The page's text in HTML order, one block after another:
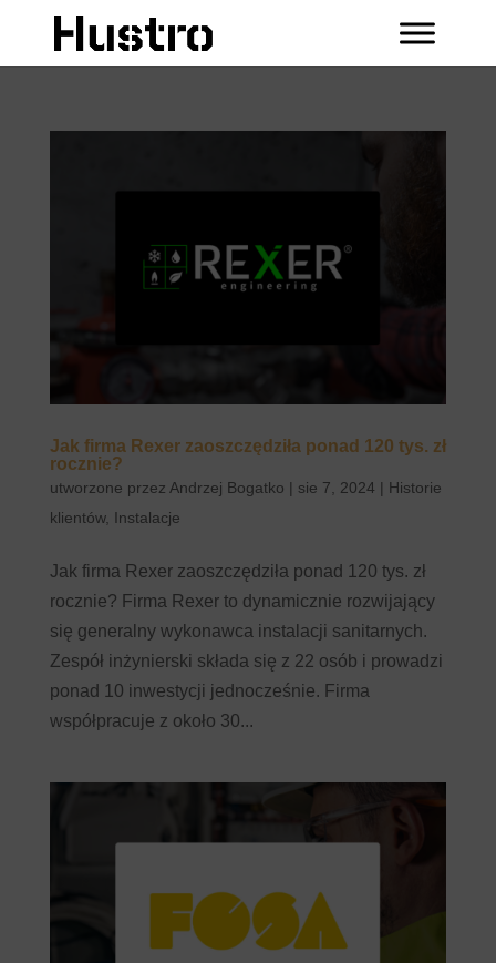
Jak firma Rexer zaoszczędziła ponad 120 tys. zł
rocznie?
utworzone przez Andrzej Bogatko | sie 7, 2024 | Historie
klientów, Instalacje
Jak firma Rexer zaoszczędziła ponad 120 tys. zł
rocznie? Firma Rexer to dynamicznie rozwijający
się generalny wykonawca instalacji sanitarnych.
Zespół inżynierski składa się z 22 osób i prowadzi
ponad 10 inwestycji jednocześnie. Firma
współpracuje z około 30...